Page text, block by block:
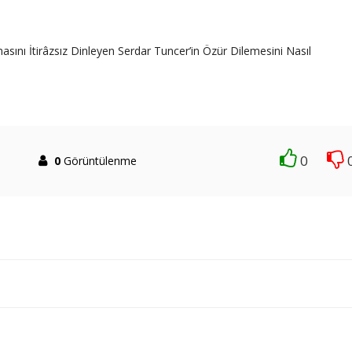
İtirâzsız Dinleyen Serdar Tuncer’in Özür Dilemesini Nasıl
0 Görüntülenme 0